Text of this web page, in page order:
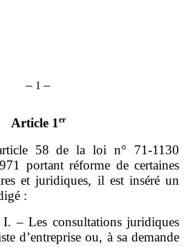
– 1 –
Article 1er
58 de la loi n° 71‑1130
portant réforme de certaines
et juridiques, il est inséré un
:
– Les consultations juridiques
d’entreprise ou, à sa demande